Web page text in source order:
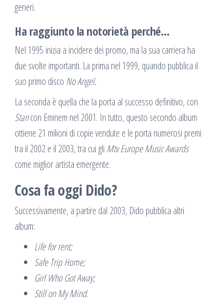
generi.
Ha raggiunto la notorietà perché…
Nel 1995 inizia a incidere dei promo, ma la sua carriera ha
due svolte importanti. La prima nel 1999, quando pubblica il
suo primo disco No Angel.
La seconda è quella che la porta al successo definitivo, con
Stancon Eminem nel 2001. In tutto, questo secondo album
ottiene 21 milioni di copie vendute e le porta numerosi premi
tra il 2002 e il 2003, tra cui gli Mtv Europe Music Awards
come miglior artista emergente.
Cosa fa oggi Dido?
Successivamente, a partire dal 2003, Dido pubblica altri
album:
Life for rent;
Safe Trip Home;
Girl Who Got Away;
Still on My Mind.